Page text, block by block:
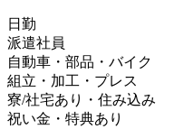
日勤
派遣社員
自動車・部品・バイク
組立・加工・プレス
寮/社宅あり・住み込み
祝い金・特典あり